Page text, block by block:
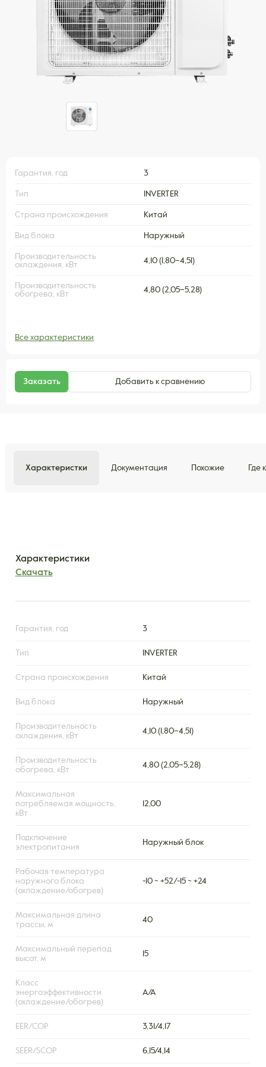
Гарантия, год 3
Тип INVERTER
Страна происхождения Китай
Вид блока Наружный
Производительность
охлаждения, кВт
4,10 (1,80–4,51)
Производительность
обогрева, кВт
4,80 (2,05–5,28)
Все характеристики
Заказать Добавить к сравнению
Характеристки Документация Похожие Где
Характеристики
Скачать
Гарантия, год 3
Тип INVERTER
Страна происхождения Китай
Вид блока Наружный
Производительность
охлаждения, кВт
4,10 (1,80–4,51)
Производительность
обогрева, кВт
4,80 (2,05–5,28)
Максимальная
потребляемая мощность,
кВт
12,00
Подключение
электропитания
Наружный блок
Рабочая температура
наружного блока
(охлаждение/обогрев)
-10 ~ +52/-15 ~ +24
Максимальная длина
трассы, м
40
Максимальный перепад
высот, м
15
Класс
энергоэффективности
(охлаждение/обогрев)
А/А
EER/COP 3,31/4,17
SEER/SCOP 6,15/4,14